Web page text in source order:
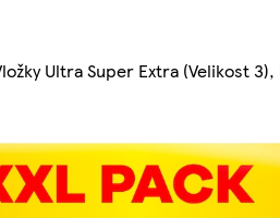
Ultra Super Extra (Velikost